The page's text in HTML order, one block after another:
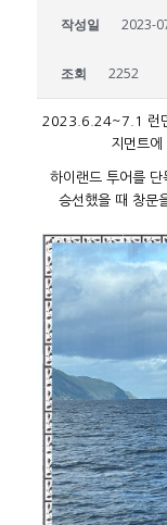
작성일 2023-
조회 2252
2023.6.24~7.1 런
지먼트에
하이랜드 투어를 단
승선했을 때 창문